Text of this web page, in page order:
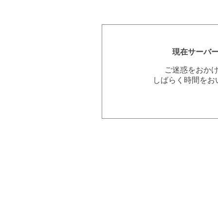
現在サーバ
ご迷惑をおか
しばらく時間を